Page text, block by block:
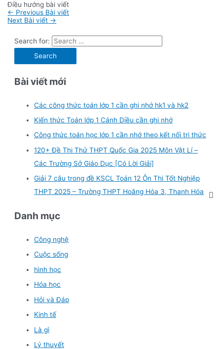
Điều hướng bài viết
← Previous Bài viết
Next Bài viết →
Search for:
Bài viết mới
Các công thức toán lớp 1 cần ghi nhớ hk1 và hk2
Kiến thức Toán lớp 1 Cánh Diều cần ghi nhớ
Công thức toán học lớp 1 cần nhớ theo kết nối tri thức
120+ Đề Thi Thử THPT Quốc Gia 2025 Môn Vật Lí –
Các Trường Sở Giáo Dục [Có Lời Giải]
Giải 7 câu trong đề KSCL Toán 12 Ôn Thi Tốt Nghiệp
THPT 2025 – Trường THPT Hoằng Hóa 3, Thanh Hóa
Danh mục
Công nghệ
Cuộc sống
hình học
Hóa học
Hỏi và Đáp
Kinh tế
Là gì
Lý thuyết